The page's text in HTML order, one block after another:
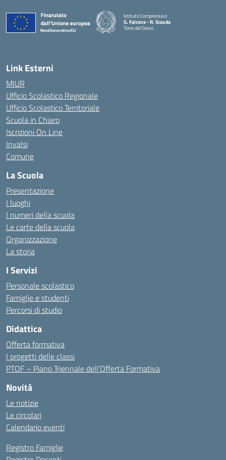
Istituto Comprensivo
G. Falcone - R. Scauda
Torre del Greco
Link Esterni
MIUR
Ufficio Scolastico Regionale
Ufficio Scolastico Territoriale
Scuola in Chiaro
Iscrizioni On Line
Invalsi
Comune
La Scuola
Presentazione
I luoghi
I numeri della scuola
Le carte della scuola
Organizzazione
La storia
I Servizi
Personale scolastico
Famiglie e studenti
Percorsi di studio
Didattica
Offerta formativa
I progetti delle classi
PTOF – Piano Triennale dell’Offerta Formativa
Novità
Le notizie
Le circolari
Calendario eventi
Registro Famiglie